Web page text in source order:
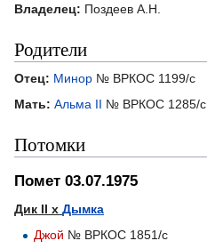
Владелец: Поздеев А.Н.
Родители
Отец: Минор № ВРКОС 1199/с
Мать: Альма II № ВРКОС 1285/с
Потомки
Помет 03.07.1975
Дик II х Дымка
Джой № ВРКОС 1851/с